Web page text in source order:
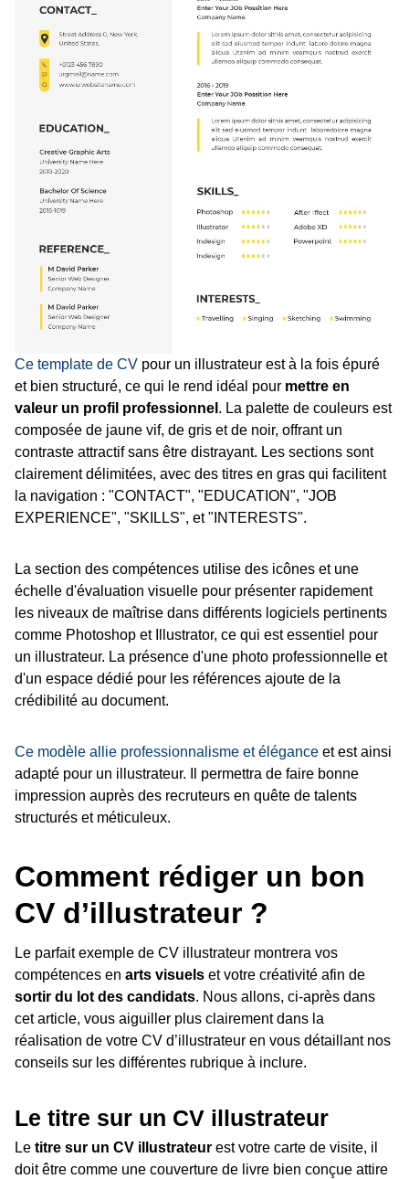
Ce template de CV pour un illustrateur est à la fois épuré
et bien structuré, ce qui le rend idéal pour mettre en
valeur un profil professionnel . La palette de couleurs est
composée de jaune vif, de gris et de noir, offrant un
contraste attractif sans être distrayant. Les sections sont
clairement délimitées, avec des titres en gras qui facilitent
la navigation : "CONTACT", "EDUCATION", "JOB
EXPERIENCE", "SKILLS", et "INTERESTS".
La section des compétences utilise des icônes et une
échelle d'évaluation visuelle pour présenter rapidement
les niveaux de maîtrise dans différents logiciels pertinents
comme Photoshop et Illustrator, ce qui est essentiel pour
un illustrateur. La présence d'une photo professionnelle et
d'un espace dédié pour les références ajoute de la
crédibilité au document.
Ce modèle allie professionnalisme et élégance et est ainsi
adapté pour un illustrateur. Il permettra de faire bonne
impression auprès des recruteurs en quête de talents
structurés et méticuleux.
Comment rédiger un bon
CV d’illustrateur ?
Le parfait exemple de CV illustrateur montrera vos
compétences en arts visuels et votre créativité afin de
sortir du lot des candidats. Nous allons, ci-après dans
cet article, vous aiguiller plus clairement dans la
réalisation de votre CV d’illustrateur en vous détaillant nos
conseils sur les différentes rubrique à inclure.
Le titre sur un CV illustrateur
Le titre sur un CV illustrateur est votre carte de visite, il
doit être comme une couverture de livre bien conçue attire